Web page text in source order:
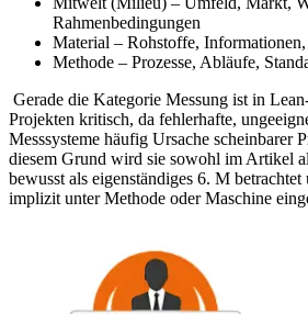
Rahmenbedingungen
Material – Rohstoffe,
Methode – Prozesse, Abläufe,
Gerade die Kategorie Messung ist in
Projekten kritisch, da fehlerhafte,
Messsysteme häufig Ursache scheinbarer
diesem Grund wird sie sowohl im Artikel
bewusst als eigenständiges 6. M
implizit unter Methode oder Maschine